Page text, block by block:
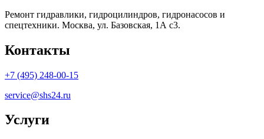
Ремонт гидравлики, гидроцилиндров, гидронасосов и
спецтехники. Москва, ул. Базовская, 1А с3.
Контакты
+7 (495) 248-00-15
service@shs24.ru
Услуги